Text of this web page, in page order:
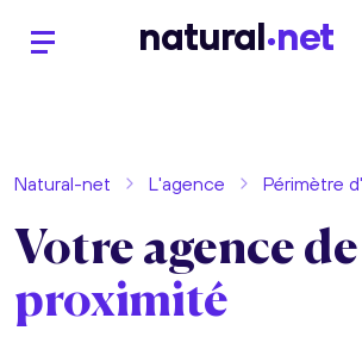
natural net
Natural-net L'agence Périmètre
Votre agence de
proximité